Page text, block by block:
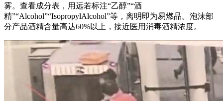
雾。查看成分表，用远若标注“乙醇”“酒
精”“Alcohol”“IsopropylAlcohol”等，离明即为易燃品。泡沫部
分产品酒精含量高达60%以上，接近医用消毒酒精浓度。